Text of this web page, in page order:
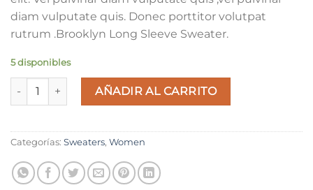
de
clientes
diam vulputate quis. Donec porttitor volutpat
rutrum .Brooklyn Long Sleeve Sweater.
5 disponibles
Brooklyn Long Sleeve Sweater cantidad
AÑADIR AL CARRITO
Categorías: Sweaters, Women